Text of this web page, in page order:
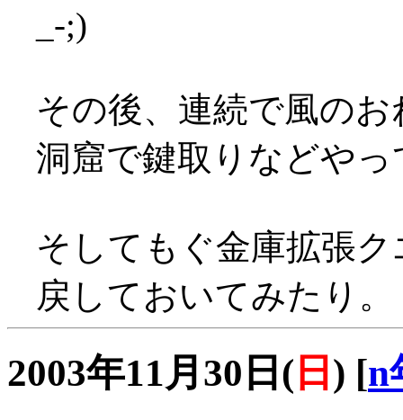
_-;)
その後、連続で風の
洞窟で鍵取りなどや
そしてもぐ金庫拡張
戻しておいてみたり。
2003年11月30日( 日 ) [n